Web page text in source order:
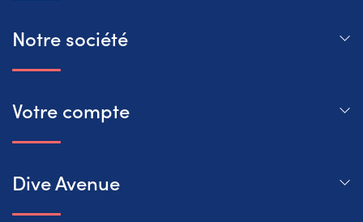
Notre société
Votre compte
Dive Avenue